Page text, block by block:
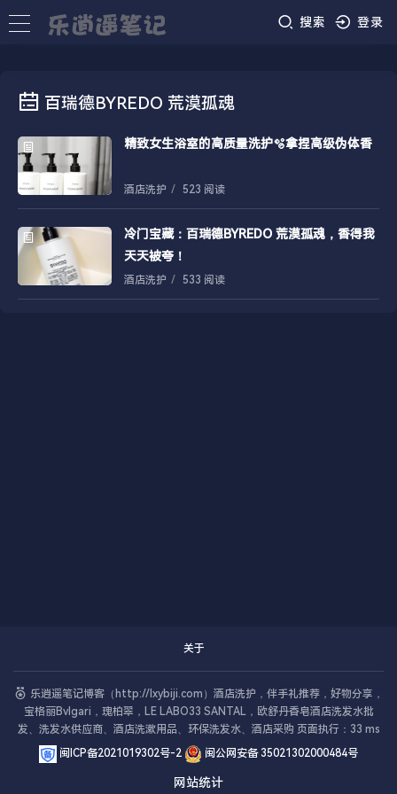
搜索 登录
百瑞德BYREDO 荒漠孤魂
精致女生浴室的高质量洗护🫧拿捏高级伪体香
酒店洗护 / 523 阅读
冷门宝藏：百瑞德BYREDO 荒漠孤魂，香得我
天天被夸！
酒店洗护 / 533 阅读
关于
乐逍遥笔记博客（http://lxybiji.com）酒店洗护，伴手礼推荐，好物分享，
宝格丽Bvlgari，瑰柏翠，LE LABO33 SANTAL，欧舒丹香皂酒店洗发水批
发、洗发水供应商、酒店洗漱用品、环保洗发水、酒店采购 页面执行：33 ms
闽ICP备2021019302号-2
闽公网安备 35021302000484号
网站统计